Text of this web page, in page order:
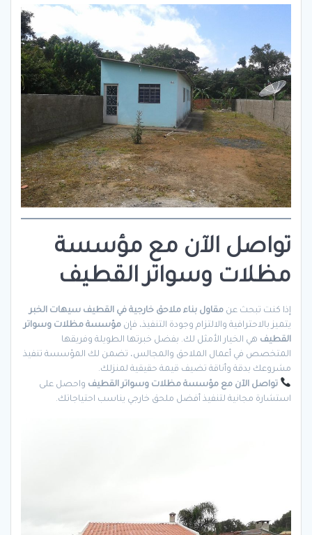
تواصل الآن مع مؤسسة
مظلات وسواتر القطيف
إذا كنت تبحث عن مقاول بناء ملاحق خارجية في القطيف سيهات الخبر
يتميز بالاحترافية والالتزام وجودة التنفيذ، فإن مؤسسة مظلات وسواتر
القطيف هي الخيار الأمثل لك. بفضل خبرتها الطويلة وفريقها
المتخصص في أعمال الملاحق والمجالس، تضمن لك المؤسسة تنفيذ
مشروعك بدقة وأناقة تضيف قيمة حقيقية لمنزلك.
تواصل الآن مع مؤسسة مظلات وسواتر القطيف واحصل على
استشارة مجانية لتنفيذ أفضل ملحق خارجي يناسب احتياجاتك.